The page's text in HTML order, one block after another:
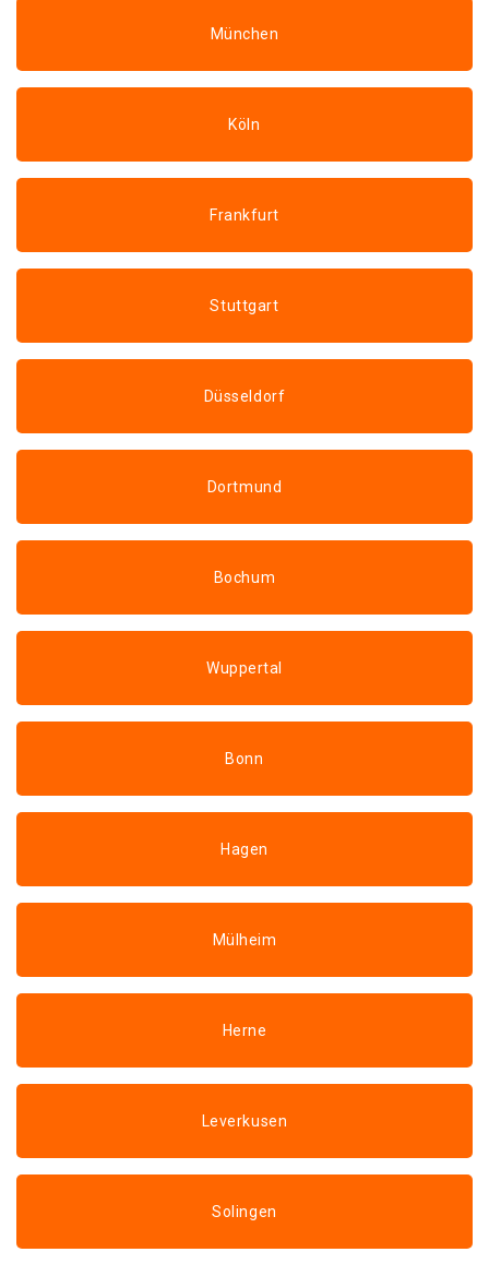
München
Köln
Frankfurt
Stuttgart
Düsseldorf
Dortmund
Bochum
Wuppertal
Bonn
Hagen
Mülheim
Herne
Leverkusen
Solingen